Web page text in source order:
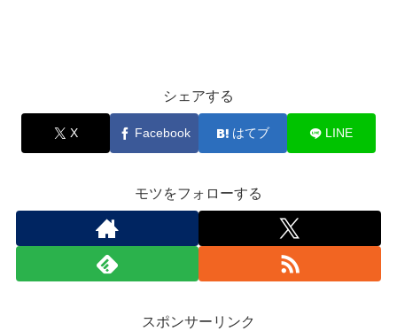
シェアする
X Facebook はてブ LINE
モツをフォローする
スポンサーリンク